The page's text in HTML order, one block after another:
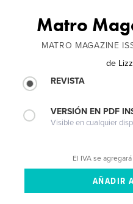
Matro
MATRO MAGAZINE
de
REVISTA
VERSIÓN EN PDF
Visible en cualquier
El IVA se